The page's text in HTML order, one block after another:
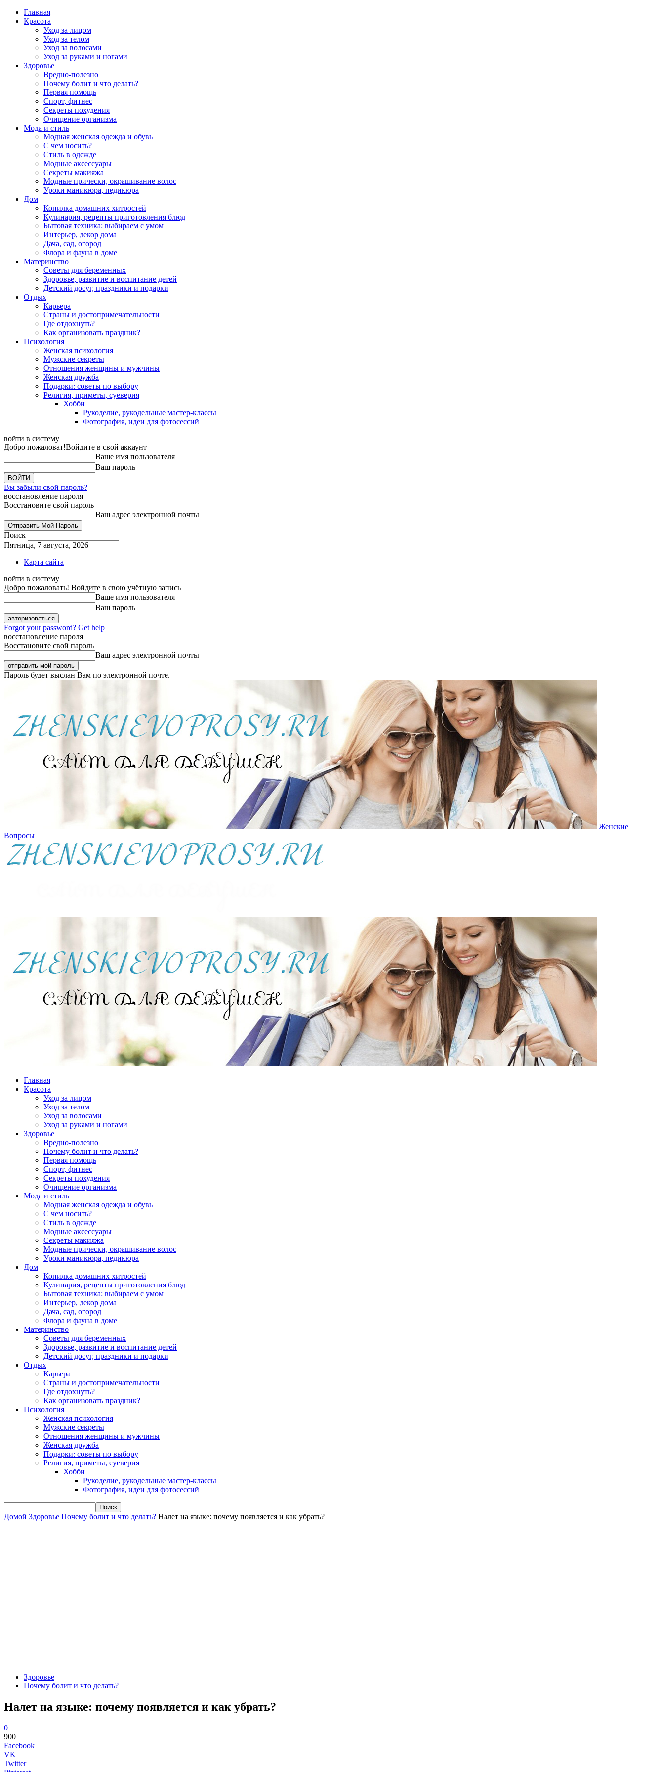
Главная
Красота
Уход за лицом
Уход за телом
Уход за волосами
Уход за руками и ногами
Здоровье
Вредно-полезно
Почему болит и что делать?
Первая помощь
Спорт, фитнес
Секреты похудения
Очищение организма
Мода и стиль
Модная женская одежда и обувь
С чем носить?
Стиль в одежде
Модные аксессуары
Секреты макияжа
Модные прически, окрашивание волос
Уроки маникюра, педикюра
Дом
Копилка домашних хитростей
Кулинария, рецепты приготовления блюд
Бытовая техника: выбираем с умом
Интерьер, декор дома
Дача, сад, огород
Флора и фауна в доме
Материнство
Советы для беременных
Здоровье, развитие и воспитание детей
Детский досуг, праздники и подарки
Отдых
Карьера
Страны и достопримечательности
Где отдохнуть?
Как организовать праздник?
Психология
Женская психология
Мужские секреты
Отношения женщины и мужчины
Женская дружба
Подарки: советы по выбору
Религия, приметы, суеверия
Хобби
Рукоделие, рукодельные мастер-классы
Фотография, идеи для фотосессий
войти в систему
Добро пожаловат!Войдите в свой аккаунт
Ваше имя пользователя
Ваш пароль
Вы забыли свой пароль?
восстановление пароля
Восстановите свой пароль
Ваш адрес электронной почты
Поиск
Пятница, 7 августа, 2026
Карта сайта
войти в систему
Добро пожаловать! Войдите в свою учётную запись
Ваше имя пользователя
Ваш пароль
Forgot your password? Get help
восстановление пароля
Восстановите свой пароль
Ваш адрес электронной почты
Пароль будет выслан Вам по электронной почте.
Женские
Вопросы
Главная
Красота
Уход за лицом
Уход за телом
Уход за волосами
Уход за руками и ногами
Здоровье
Вредно-полезно
Почему болит и что делать?
Первая помощь
Спорт, фитнес
Секреты похудения
Очищение организма
Мода и стиль
Модная женская одежда и обувь
С чем носить?
Стиль в одежде
Модные аксессуары
Секреты макияжа
Модные прически, окрашивание волос
Уроки маникюра, педикюра
Дом
Копилка домашних хитростей
Кулинария, рецепты приготовления блюд
Бытовая техника: выбираем с умом
Интерьер, декор дома
Дача, сад, огород
Флора и фауна в доме
Материнство
Советы для беременных
Здоровье, развитие и воспитание детей
Детский досуг, праздники и подарки
Отдых
Карьера
Страны и достопримечательности
Где отдохнуть?
Как организовать праздник?
Психология
Женская психология
Мужские секреты
Отношения женщины и мужчины
Женская дружба
Подарки: советы по выбору
Религия, приметы, суеверия
Хобби
Рукоделие, рукодельные мастер-классы
Фотография, идеи для фотосессий
Домой Здоровье Почему болит и что делать? Налет на языке: почему появляется и как убрать?
Здоровье
Почему болит и что делать?
Налет на языке: почему появляется и как убрать?
0
900
Facebook
VK
Twitter